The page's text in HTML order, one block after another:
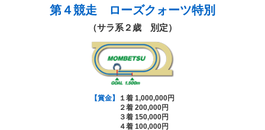
第４競走 ローズクォーツ特別
（サラ系２歳 別定）
【賞金】
１着 1,000,000円
２着 200,000円
３着 150,000円
４着 100,000円